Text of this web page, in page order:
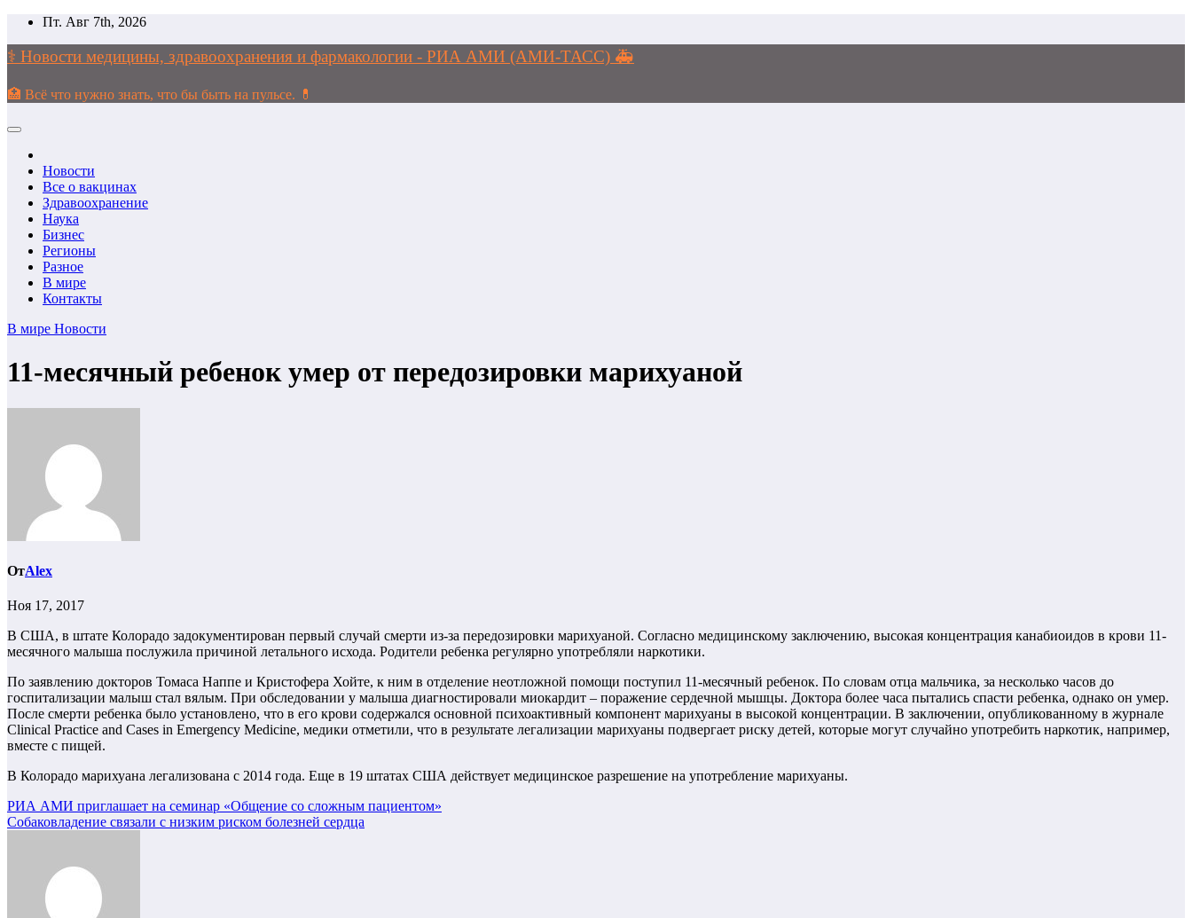
Перейти
содержимому
Пт. Авг 7th, 2026
⚕️ Новости медицины, здравоохранения и фармакологии - РИА АМИ (АМИ-ТАСС) 🚑
🏥 Всё что нужно знать, что бы быть на пульсе. 💊
Новости
Все о вакцинах
Здравоохранение
Наука
Бизнес
Регионы
Разное
В мире
Контакты
В мире Новости
11-месячный ребенок умер от передозировки марихуаной
ОтAlex
Ноя 17, 2017
В США, в штате Колорадо задокументирован первый случай смерти из-за передозировки марихуаной. Согласно медицинскому заключению, высокая концентрация канабиоидов в крови 11-
месячного малыша послужила причиной летального исхода. Родители ребенка регулярно употребляли наркотики.
По заявлению докторов Томаса Наппе и Кристофера Хойте, к ним в отделение неотложной помощи поступил 11-месячный ребенок. По словам отца мальчика, за несколько часов до
госпитализации малыш стал вялым. При обследовании у малыша диагностировали миокардит – поражение сердечной мышцы. Доктора более часа пытались спасти ребенка, однако он умер.
После смерти ребенка было установлено, что в его крови содержался основной психоактивный компонент марихуаны в высокой концентрации. В заключении, опубликованному в журнале
Clinical Practice and Cases in Emergency Medicine, медики отметили, что в результате легализации марихуаны подвергает риску детей, которые могут случайно употребить наркотик, например,
вместе с пищей.
В Колорадо марихуана легализована с 2014 года. Еще в 19 штатах США действует медицинское разрешение на употребление марихуаны.
Навигация
по
РИА АМИ приглашает на семинар «Общение со сложным пациентом»
Собаковладение связали с низким риском болезней сердца